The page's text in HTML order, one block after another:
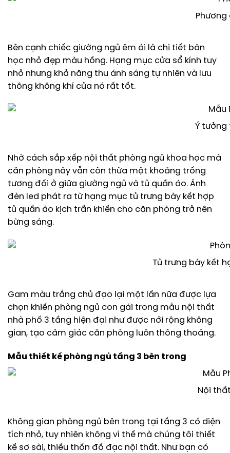
Bên cạnh chiếc giường ngủ êm ái là chi tiết bàn
học nhỏ đẹp màu hồng. Hạng mục cửa sổ kính tuy
nhỏ nhưng khả năng thu ánh sáng tự nhiên và lưu
thông không khí của nó rất tốt.
Ý tưởng
Nhờ cách sắp xếp nội thất phòng ngủ khoa học mà
căn phòng này vẫn còn thừa một khoảng trống
tương đối ở giữa giường ngủ và tủ quần áo. Ánh
đèn led phát ra từ hạng mục tủ trưng bày kết hợp
tủ quần áo kịch trần khiến cho căn phòng trở nên
bừng sáng.
Tủ trưng bày kết
Gam màu trắng chủ đạo lại một lần nữa được lựa
chọn khiến phòng ngủ con gái trong mẫu nội thất
nhà phố 3 tầng hiện đại như được nới rộng không
gian, tạo cảm giác căn phòng luôn thông thoáng.
Mẫu thiết kế phòng ngủ tầng 3 bên trong
Nội
Không gian phòng ngủ bên trong tại tầng 3 có diện
tích nhỏ, tuy nhiên không vì thế mà chúng tôi thiết
kế sơ sài, thiếu thốn đồ đạc nội thất. Như bạn có